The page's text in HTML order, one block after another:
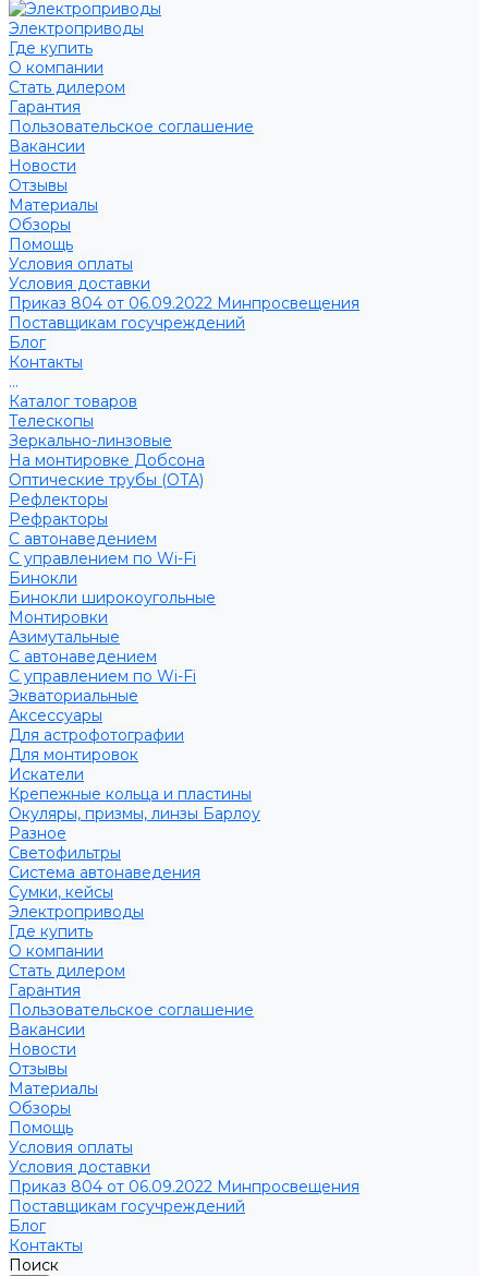
Электроприводы
Где купить
О компании
Стать дилером
Гарантия
Пользовательское соглашение
Вакансии
Новости
Отзывы
Материалы
Обзоры
Помощь
Условия оплаты
Условия доставки
Приказ 804 от 06.09.2022 Минпросвещения
Поставщикам госучреждений
Блог
Контакты
...
Каталог товаров
Телескопы
Зеркально-линзовые
На монтировке Добсона
Оптические трубы (OTA)
Рефлекторы
Рефракторы
С автонаведением
С управлением по Wi-Fi
Бинокли
Бинокли широкоугольные
Монтировки
Азимутальные
С автонаведением
С управлением по Wi-Fi
Экваториальные
Аксессуары
Для астрофотографии
Для монтировок
Искатели
Крепежные кольца и пластины
Окуляры, призмы, линзы Барлоу
Разное
Светофильтры
Система автонаведения
Сумки, кейсы
Электроприводы
Где купить
О компании
Стать дилером
Гарантия
Пользовательское соглашение
Вакансии
Новости
Отзывы
Материалы
Обзоры
Помощь
Условия оплаты
Условия доставки
Приказ 804 от 06.09.2022 Минпросвещения
Поставщикам госучреждений
Блог
Контакты
Поиск